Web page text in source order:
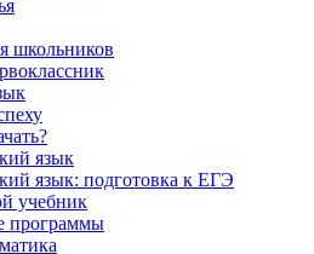
школьников
язык
язык: подготовка к ЕГЭ
учебник
программы